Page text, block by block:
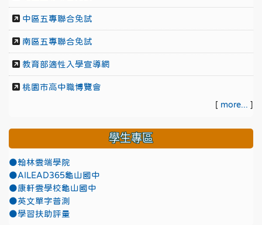
中區五專聯合免試
南區五專聯合免試
教育部適性入學宣導網
桃園市高中職博覽會
[ more... ]
學生專區
●翰林雲端學院
●AILEAD365龜山國中
●康軒雲學校龜山國中
●英文單字普測
●學習扶助評量